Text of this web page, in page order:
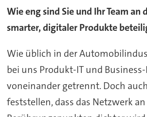
Wie eng sind Sie und Ihr Team an
smarter, digitaler Produkte
Wie üblich in der
bei uns Produkt-IT und
voneinander getrennt. Doch
feststellen, dass das Netzwerk an